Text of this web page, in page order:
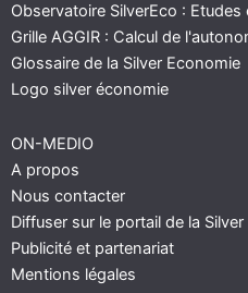
Observatoire SilverEco :
Grille AGGIR : Calcul de
Glossaire de la Silver Economie
Logo silver économie
ON-MEDIO
A propos
Nous contacter
Diffuser sur le portail de la
Publicité et partenariat
Mentions légales